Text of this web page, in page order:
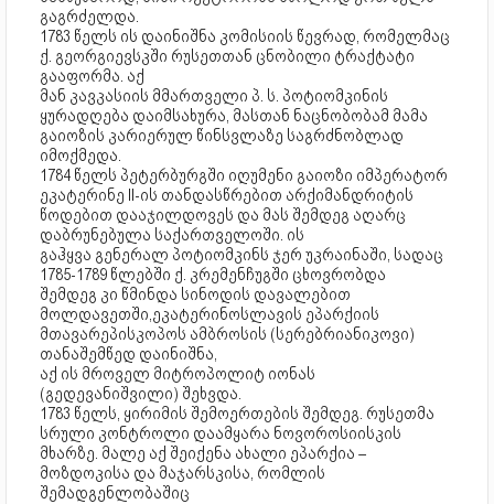
გაგრძელდა.
1783 წელს ის დაინიშნა კომისიის წევრად, რომელმაც
ქ. გეორგიევსკში რუსეთთან ცნობილი ტრაქტატი
გააფორმა. აქ
მან კავკასიის მმართველი პ. ს. პოტიომკინის
ყურადღება დაიმსახურა, მასთან ნაცნობობამ მამა
გაიოზის კარიერულ წინსვლაზე საგრძნობლად
იმოქმედა.
1784 წელს პეტერბურგში იღუმენი გაიოზი იმპერატორ
ეკატერინე II-ის თანდასწრებით არქიმანდრიტის
წოდებით დააჯილდოვეს და მას შემდეგ აღარც
დაბრუნებულა საქართველოში. ის
გაჰყვა გენერალ პოტიომკინს ჯერ უკრაინაში, სადაც
1785-1789 წლებში ქ. კრემენჩუგში ცხოვრობდა
შემდეგ კი წმინდა სინოდის დავალებით
მოლდავეთში,ეკატერინოსლავის ეპარქიის
მთავარეპისკოპოს ამბროსის (სერებრიანიკოვი)
თანაშემწედ დაინიშნა,
აქ ის მროველ მიტროპოლიტ იონას
(გედევანიშვილი) შეხვდა.
1783 წელს, ყირიმის შემოერთების შემდეგ. რუსეთმა
სრული კონტროლი დაამყარა ნოვოროსიისკის
მხარზე. მალე აქ შეიქენა ახალი ეპარქია –
მოზდოკისა და მაჯარსკისა, რომლის
შემადგენლობაშიც